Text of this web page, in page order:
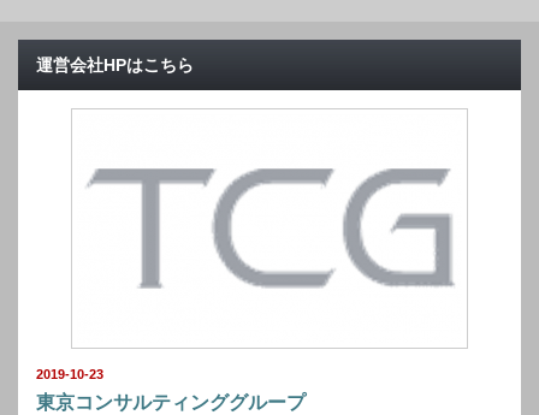
運営会社HPはこちら
2019-10-23
東京コンサルティンググループ